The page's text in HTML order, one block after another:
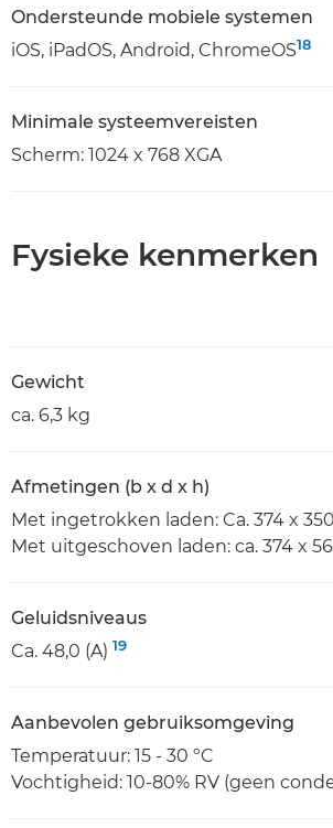
Ondersteunde mobiele systemen
iOS, iPadOS, Android, ChromeOS18
Minimale systeemvereisten
Scherm: 1024 x 768 XGA
Fysieke kenmerken
Gewicht
ca. 6,3 kg
Afmetingen (b x d x h)
Met ingetrokken laden: Ca. 374 x
Met uitgeschoven laden: ca. 374 x
Geluidsniveaus
Ca. 48,0 (A) 19
Aanbevolen gebruiksomgeving
Temperatuur: 15 - 30 ºC
Vochtigheid: 10-80% RV (geen